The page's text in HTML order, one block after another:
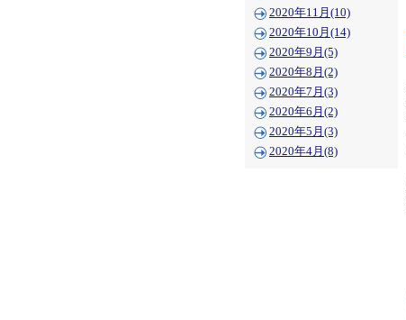
2020年11月(10)
2020年10月(14)
2020年9月(5)
2020年8月(2)
2020年7月(3)
2020年6月(2)
2020年5月(3)
2020年4月(8)